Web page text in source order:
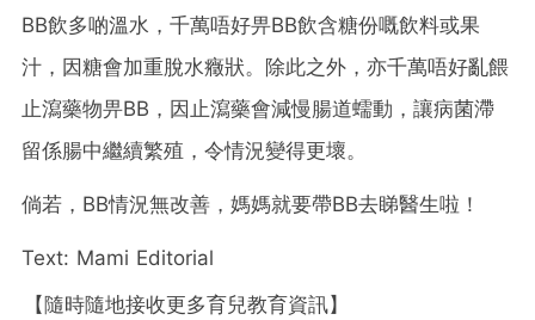
BB飲多啲溫水，千萬唔好畀BB飲含糖份嘅飲料或果
汁，因糖會加重脫水癥狀。除此之外，亦千萬唔好亂餵
止瀉藥物畀BB ，因止瀉藥會減慢腸道蠕動，讓病菌滯
留係腸中繼續繁殖，令情況變得更壞。
倘若， BB情況無改善，媽媽就要帶BB去睇醫生啦！
Text: Mami Editorial
【隨時隨地接收更多育兒教育資訊】